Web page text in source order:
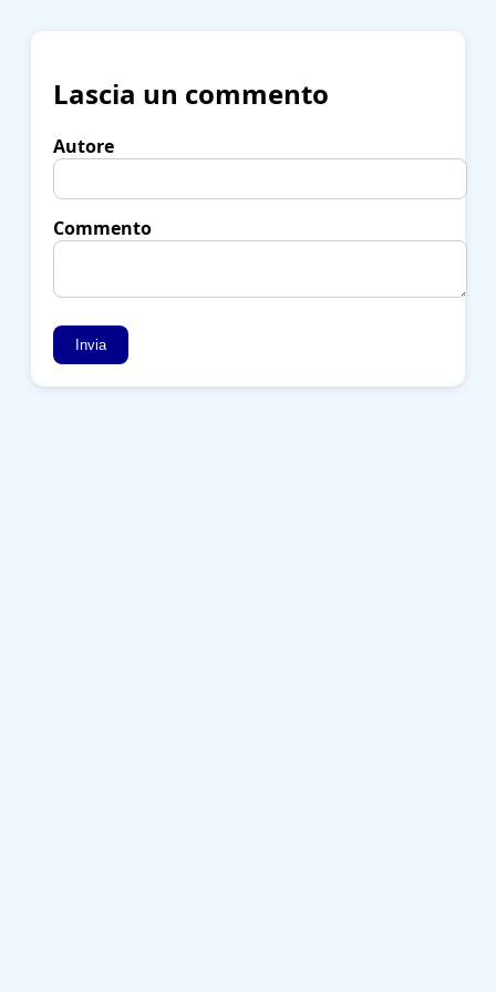
Lascia un commento
Autore
Commento
Invia